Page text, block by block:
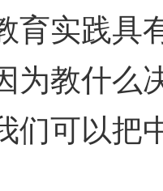
育实践具
为教什么
们可以把